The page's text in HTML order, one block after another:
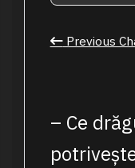
Previous
– Ce